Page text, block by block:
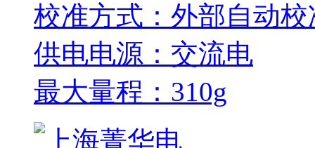
校准方式：外部自动校
供电电源：交流电
最大量程：310g